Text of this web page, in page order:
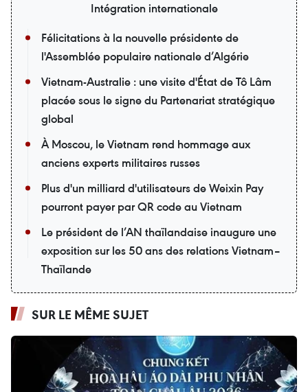
Intégration internationale
Félicitations à la nouvelle présidente de
l'Assemblée populaire nationale d’Algérie
Vietnam-Australie : une visite d'État de Tô Lâm
placée sous le signe du Partenariat stratégique
global
À Moscou, le Vietnam rend hommage aux
anciens experts militaires russes
Plus d'un milliard d'utilisateurs de Weixin Pay
pourront payer par QR code au Vietnam
Le président de l’AN thaïlandaise inaugure une
exposition sur les 50 ans des relations Vietnam–
Thaïlande
SUR LE MÊME SUJET